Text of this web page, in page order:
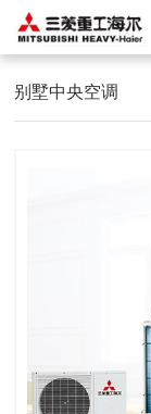
别墅中央空调